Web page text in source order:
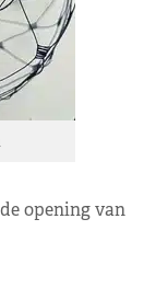
opening van